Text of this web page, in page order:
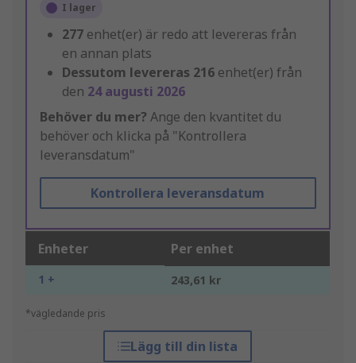
I lager
277 enhet(er) är redo att levereras från
en annan plats
Dessutom levereras 216 enhet(er) från
den 24 augusti 2026
Behöver du mer? Ange den kvantitet du
behöver och klicka på "Kontrollera
leveransdatum"
Kontrollera leveransdatum
Enheter Per enhet
1 + 243,61 kr
*vägledande pris
Lägg till din lista